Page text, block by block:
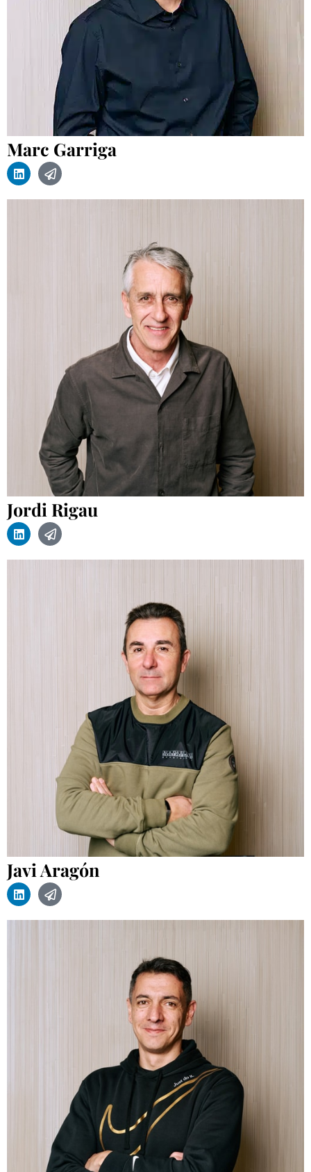
Marc Garriga
Jordi Rigau
Javi Aragón